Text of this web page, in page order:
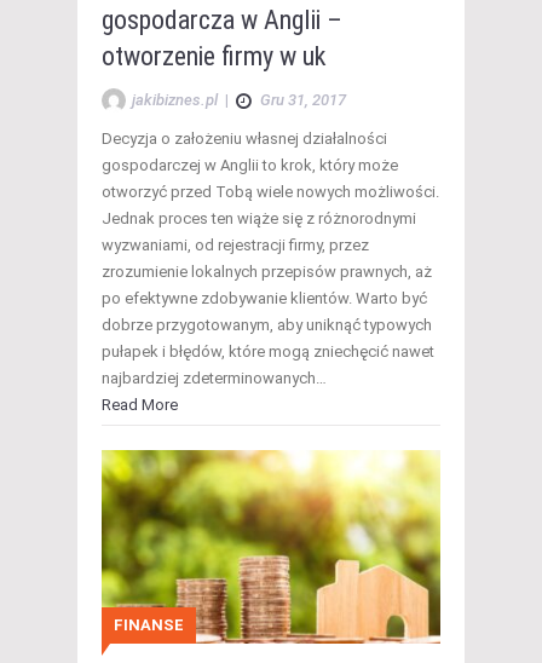
gospodarcza w Anglii –
otworzenie firmy w uk
jakibiznes.pl | Gru 31, 2017
Decyzja o założeniu własnej działalności
gospodarczej w Anglii to krok, który może
otworzyć przed Tobą wiele nowych możliwości.
Jednak proces ten wiąże się z różnorodnymi
wyzwaniami, od rejestracji firmy, przez
zrozumienie lokalnych przepisów prawnych, aż
po efektywne zdobywanie klientów. Warto być
dobrze przygotowanym, aby uniknąć typowych
pułapek i błędów, które mogą zniechęcić nawet
najbardziej zdeterminowanych…
Read More
FINANSE